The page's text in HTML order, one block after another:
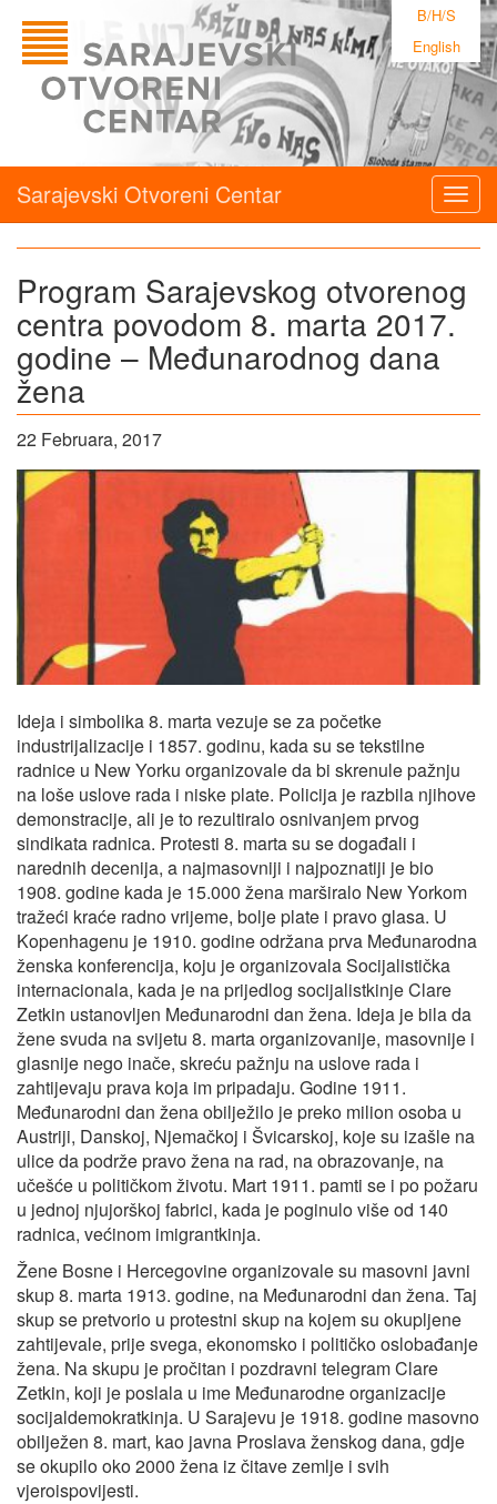
B/H/S
English
Sarajevski Otvoreni Centar
Program Sarajevskog otvorenog
centra povodom 8. marta 2017.
godine – Međunarodnog dana
žena
22 Februara, 2017
Ideja i simbolika 8. marta vezuje se za početke
industrijalizacije i 1857. godinu, kada su se tekstilne
radnice u New Yorku organizovale da bi skrenule pažnju
na loše uslove rada i niske plate. Policija je razbila njihove
demonstracije, ali je to rezultiralo osnivanjem prvog
sindikata radnica. Protesti 8. marta su se događali i
narednih decenija, a najmasovniji i najpoznatiji je bio
1908. godine kada je 15.000 žena marširalo New Yorkom
tražeći kraće radno vrijeme, bolje plate i pravo glasa. U
Kopenhagenu je 1910. godine održana prva Međunarodna
ženska konferencija, koju je organizovala Socijalistička
internacionala, kada je na prijedlog socijalistkinje Clare
Zetkin ustanovljen Međunarodni dan žena. Ideja je bila da
žene svuda na svijetu 8. marta organizovanije, masovnije i
glasnije nego inače, skreću pažnju na uslove rada i
zahtijevaju prava koja im pripadaju. Godine 1911.
Međunarodni dan žena obilježilo je preko milion osoba u
Austriji, Danskoj, Njemačkoj i Švicarskoj, koje su izašle na
ulice da podrže pravo žena na rad, na obrazovanje, na
učešće u političkom životu. Mart 1911. pamti se i po požaru
u jednoj njujorškoj fabrici, kada je poginulo više od 140
radnica, većinom imigrantkinja.
Žene Bosne i Hercegovine organizovale su masovni javni
skup 8. marta 1913. godine, na Međunarodni dan žena. Taj
skup se pretvorio u protestni skup na kojem su okupljene
zahtijevale, prije svega, ekonomsko i političko oslobađanje
žena. Na skupu je pročitan i pozdravni telegram Clare
Zetkin, koji je poslala u ime Međunarodne organizacije
socijaldemokratkinja. U Sarajevu je 1918. godine masovno
obilježen 8. mart, kao javna Proslava ženskog dana, gdje
se okupilo oko 2000 žena iz čitave zemlje i svih
vjeroispovijesti.